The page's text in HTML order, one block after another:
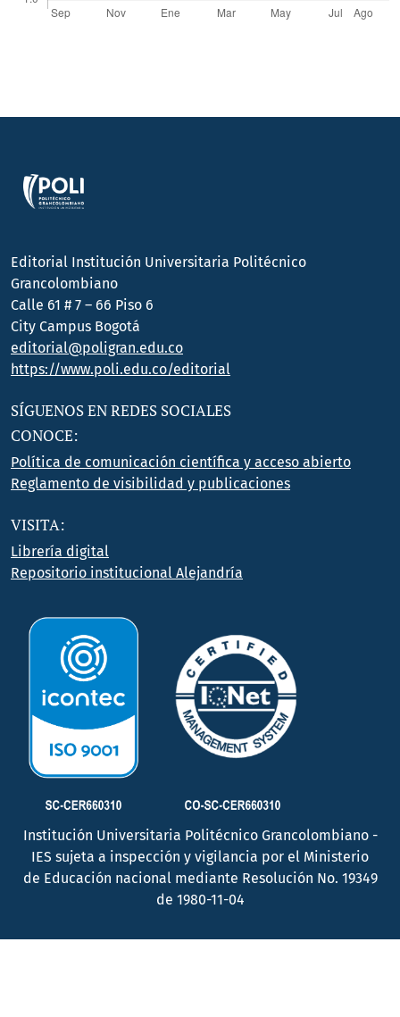
Editorial Institución Universitaria Politécnico
Grancolombiano
Calle 61 # 7 – 66 Piso 6
City Campus Bogotá
editorial@poligran.edu.co
https://www.poli.edu.co/editorial
SÍGUENOS EN REDES SOCIALES
CONOCE:
Política de comunicación científica y acceso abierto
Reglamento de visibilidad y publicaciones
VISITA:
Librería digital
Repositorio institucional Alejandría
Institución Universitaria Politécnico Grancolombiano -
IES sujeta a inspección y vigilancia por el Ministerio
de Educación nacional mediante Resolución No. 19349
de 1980-11-04